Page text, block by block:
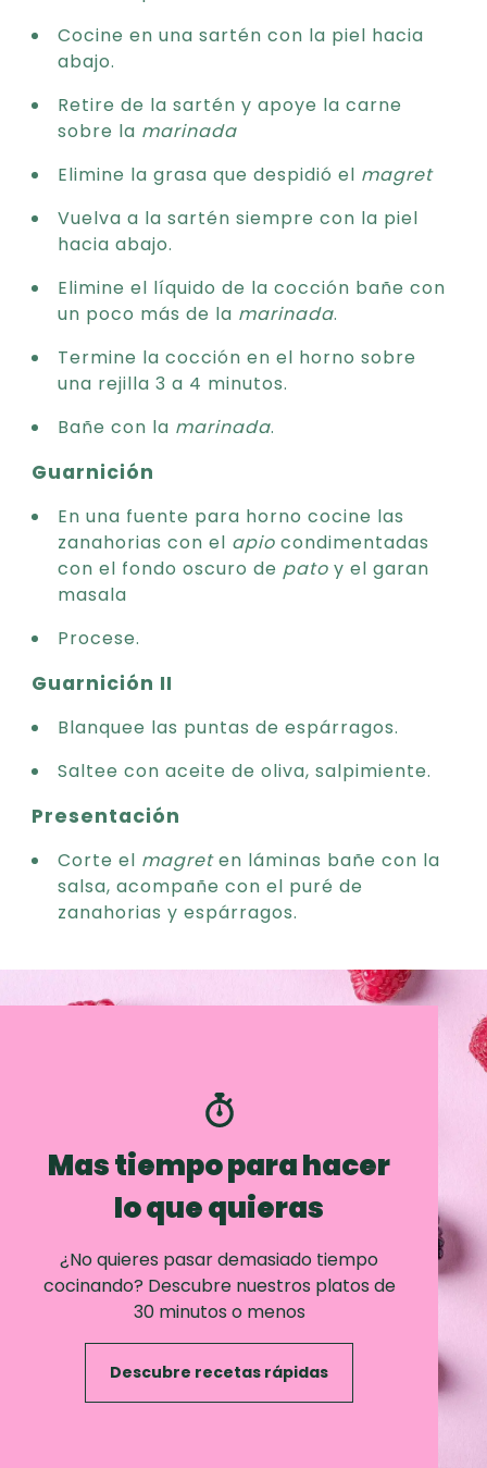
Cocine en una sartén con la piel hacia
abajo.
Retire de la sartén y apoye la carne
sobre la marinada
Elimine la grasa que despidió el magret
Vuelva a la sartén siempre con la piel
hacia abajo.
Elimine el líquido de la cocción bañe con
un poco más de la marinada.
Termine la cocción en el horno sobre
una rejilla 3 a 4 minutos.
Bañe con la marinada.
Guarnición
En una fuente para horno cocine las
zanahorias con el apio condimentadas
con el fondo oscuro de pato y el garan
masala
Procese.
Guarnición II
Blanquee las puntas de espárragos.
Saltee con aceite de oliva, salpimiente.
Presentación
Corte el magreten láminas bañe con la
salsa, acompañe con el puré de
zanahorias y espárragos.
Mas tiempo para hacer
lo que quieras
¿No quieres pasar demasiado tiempo
cocinando? Descubre nuestros platos de
30 minutos o menos
Descubre recetas rápidas